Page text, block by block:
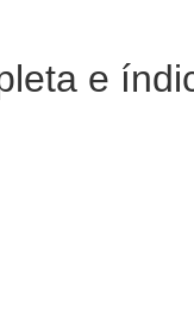
e